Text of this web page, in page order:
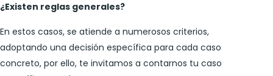
¿Existen reglas generales?
En estos casos, se atiende a numerosos criterios,
adoptando una decisión específica para cada caso
concreto, por ello, te invitamos a contarnos tu caso